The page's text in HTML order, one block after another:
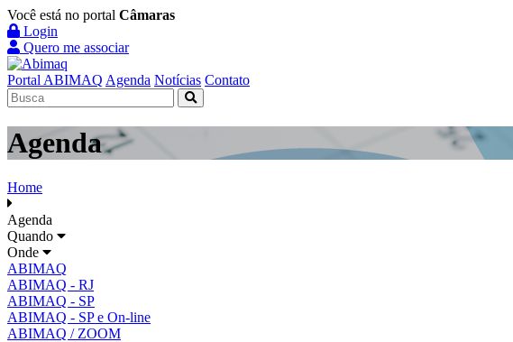
Você está no portal Câmaras
Login
Quero me associar
Portal ABIMAQ Agenda Notícias Contato
Agenda
Home
Agenda
Quando
Onde
ABIMAQ
ABIMAQ - RJ
ABIMAQ - SP
ABIMAQ - SP e On-line
ABIMAQ / ZOOM